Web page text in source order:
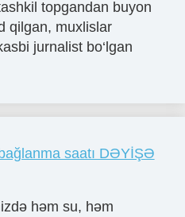
topgandan buyon
qilgan, muxlislar
jurnalist bo‘lgan
saatı DƏYİŞƏ
həm su, həm